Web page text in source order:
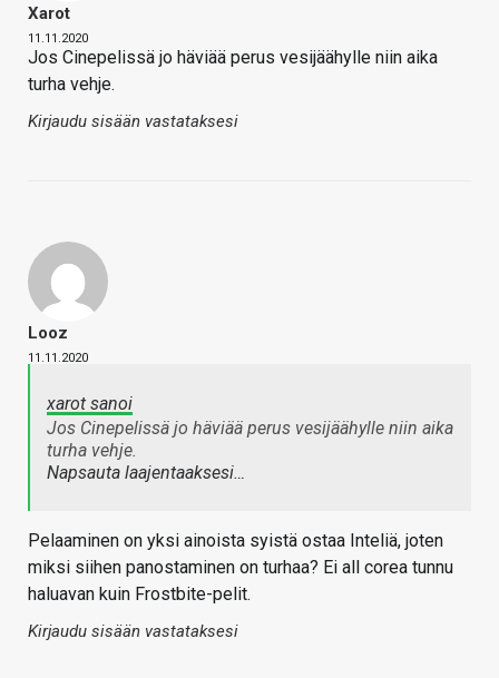
Xarot
11.11.2020
Jos Cinepelissä jo häviää perus vesijäähylle niin aika
turha vehje.
Kirjaudu sisään vastataksesi
Looz
11.11.2020
xarot sanoi
Jos Cinepelissä jo häviää perus vesijäähylle niin aika
turha vehje.
Napsauta laajentaaksesi…
Pelaaminen on yksi ainoista syistä ostaa Inteliä, joten
miksi siihen panostaminen on turhaa? Ei all corea tunnu
haluavan kuin Frostbite-pelit.
Kirjaudu sisään vastataksesi